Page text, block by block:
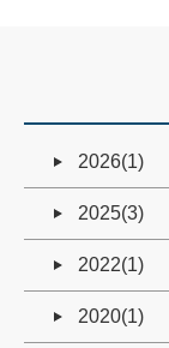
2026(1)
2025(3)
2022(1)
2020(1)